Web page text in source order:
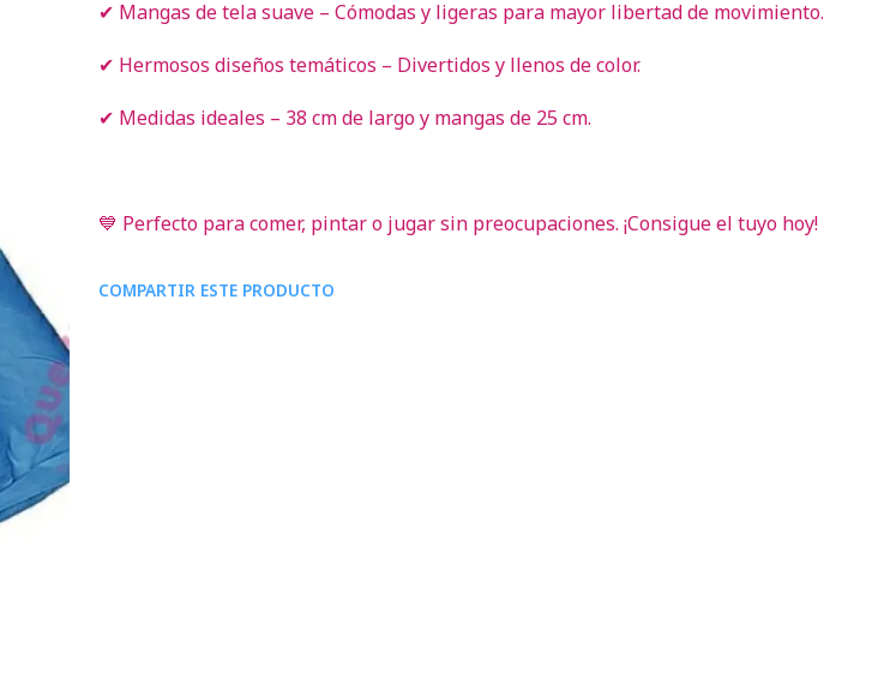
✔ Mangas de tela suave – Cómodas y ligeras para mayor libertad de movimiento.
✔ Hermosos diseños temáticos – Divertidos y llenos de color.
✔ Medidas ideales – 38 cm de largo y mangas de 25 cm.
💙 Perfecto para comer, pintar o jugar sin preocupaciones. ¡Consigue el tuyo hoy!
COMPARTIR ESTE PRODUCTO